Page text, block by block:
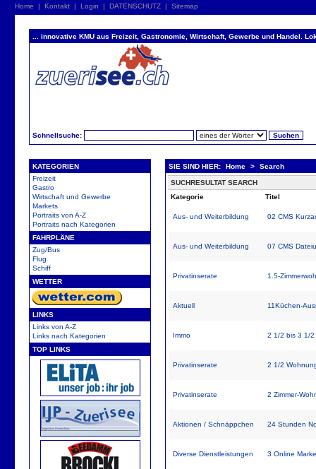
Home | Kontakt | Login | DATENSCHUTZ | Sitemap
... innovative KMU aus Freizeit, Gastronomie, Wirtschaft, Gewerbe und Handel.
Schnellsuche:
KATEGORIEN
Freizeit
Gastro
Wirtschaft und Gewerbe
Markets
Portraits von A-Z
Portraits nach Kategorien
FAHRPLÄNE
Zug/Bus
Flug
Schiff
WETTER
LINKS
Links von A-Z
Links nach Kategorien
TOP LINKS
SIE SIND HIER: Home > Search
SUCHRESULTAT SEARCH
Kategorie
Titel
Aus- und Weiterbildung 02 CMS
Aus- und Weiterbildung 07 CMS
Privatinserate 1.5-
Aktuell 11Küchen-
Immo 2 1/2 bis 3 1/
Privatinserate 2 1/2
Privatinserate 2 Zimmer-
Aktionen / Schnäppchen 24 Stunden
Diverse Dienstleistungen 3 Online